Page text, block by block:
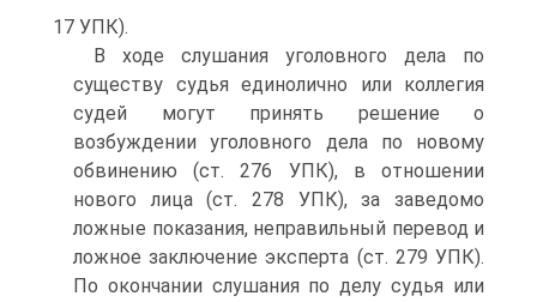
17 УПК).
В ходе слушания уголовного дела по
существу судья единолично или коллегия
судей могут принять решение о
возбуждении уголовного дела по новому
обвинению (ст. 276 УПК), в отношении
нового лица (ст. 278 УПК), за заведомо
ложные показания, неправильный перевод и
ложное заключение эксперта (ст. 279 УПК).
По окончании слушания по делу судья или